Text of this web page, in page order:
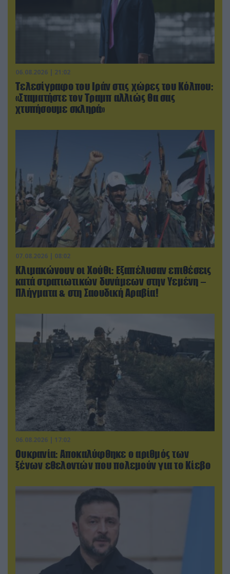
06.08.2026 | 21:02
Τελεσίγραφο του Ιράν στις χώρες του Κόλπου:
«Σταματήστε τον Τραμπ αλλιώς θα σας
χτυπήσουμε σκληρά»
07.08.2026 | 08:02
Κλιμακώνουν οι Χούθι: Eξαπέλυσαν επιθέσεις
κατά στρατιωτικών δυνάμεων στην Υεμένη –
Πλήγματα & στη Σαουδική Αραβία!
06.08.2026 | 17:02
Ουκρανία: Αποκαλύφθηκε ο αριθμός των
ξένων εθελοντών που πολεμούν για το Κίεβο